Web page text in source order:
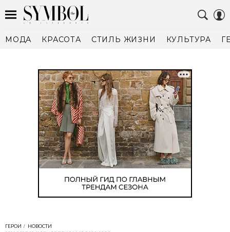
МОДА КРАСОТА СТИЛЬ ЖИЗНИ КУЛЬТУРА
ГЕРОИ
НОВОСТИ